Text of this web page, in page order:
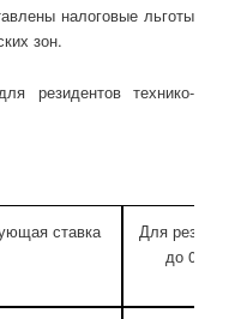
налоговые льготы
зон.
резидентов технико-
ставка
Для
до